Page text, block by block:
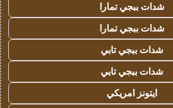
شدات ببجي تمارا
شدات ببجي تمارا
شدات ببجي تابي
شدات ببجي تابي
ايتونز امريكي